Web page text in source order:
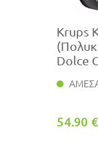
Krups
Dolce
54.90 €